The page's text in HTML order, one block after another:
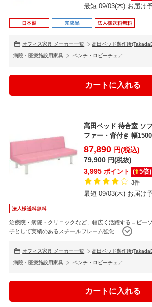
最短 09/03(木) お届け
オフィス家具 メーカー一覧 高田ベッド製作所
病院・医療施設用家具 ベンチ・ロビーチェア
高田ベッド 待合室 ソ
ファー・背付き 幅
87,890 円(税込)
79,900 円(税抜)
3,995 ポイント ( 5倍)
3件
最短 09/03(木) お届け
治療院・病院・クリニックなど、幅広く活躍するロビー
子として実績のあるスチールフレーム強化…
オフィス家具 メーカー一覧 高田ベッド製作所
病院・医療施設用家具 ベンチ・ロビーチェア